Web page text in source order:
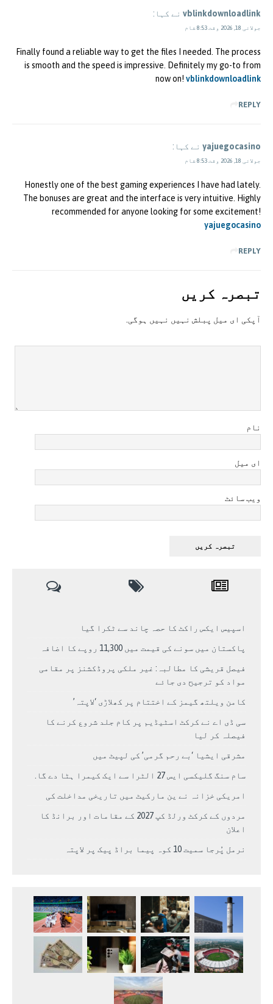
vblinkdownloadlink نے کہا:
جولائی 18, 2026 وقت 8:53 شام
Finally found a reliable way to get the files I needed. The process
is smooth and the speed is impressive. Definitely my go-to from
now on! vblinkdownloadlink
REPLY
yajuegocasino نے کہا:
جولائی 18, 2026 وقت 8:53 شام
Honestly one of the best gaming experiences I have had lately.
The bonuses are great and the interface is very intuitive. Highly
recommended for anyone looking for some excitement!
yajuegocasino
REPLY
تبصرہ کريں
آپکی ای ميل پبلش نہيں نہيں ہوگی.
نام
ای میل
ویب سائٹ
اسپیس ایکس راکٹ کا حصہ چاند سے ٹکرا گیا
پاکستان میں سونے کی قیمت میں 11,300 روپے کا اضافہ
فیصل قریشی کا مطالبہ: غیر ملکی پروڈکشنز پر مقامی
مواد کو ترجیح دی جائے
کامن ویلتھ گیمز کے اختتام پر کھلاڑی ‘لاپتہ’
سی ڈی اے نے کرکٹ اسٹیڈیم پر کام جلد شروع کرنے کا
فیصلہ کر لیا
مشرقی ایشیا ‘بے رحم گرمی’ کی لپیٹ میں
سام سنگ گلیکسی ایس 27 الٹرا سے ایک کیمرا ہٹا دے گا.
امریکی خزانہ نے ین مارکیٹ میں تاریخی مداخلت کی
مردوں کے کرکٹ ورلڈ کپ 2027 کے مقامات اور برانڈ کا
اعلان
نرمل پُرجا سمیت 10 کوہ پیما براڈ پیک پر لاپتہ